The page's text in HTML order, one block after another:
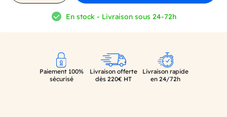
En stock - Livraison sous 24-72h
Paiement 100%
sécurisé
Livraison offerte
dès 220€ HT
Livraison rapide
en 24/72h